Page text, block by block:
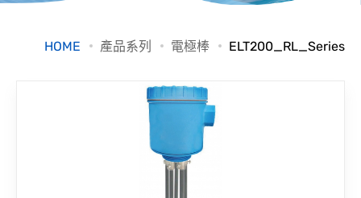
聯絡我們
HOME 產品系列 電極棒 ELT200_RL_Series